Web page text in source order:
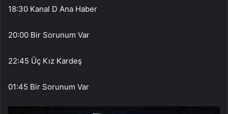
18:30 Kanal D Ana Haber
20:00 Bir Sorunum Var
22:45 Üç Kız Kardeş
01:45 Bir Sorunum Var